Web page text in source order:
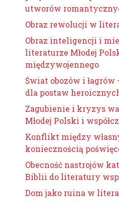
utworów
Obraz rewolucji w
Obraz inteligencji i
literaturze Młodej
międzywojennego
Świat obozów i
dla postaw
Zagubienie i kryzys
Młodej Polski i
Konflikt między
koniecznością
Obecność nastrojów
Biblii do literatury
Dom jako ruina w